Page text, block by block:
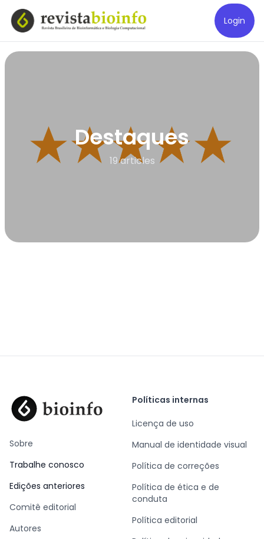
Login
Destaques
19 articles
Sobre
Trabalhe conosco
Edições anteriores
Comitê editorial
Autores
Políticas internas
Licença de uso
Manual de identidade visual
Política de correções
Política de ética e de
conduta
Política editorial